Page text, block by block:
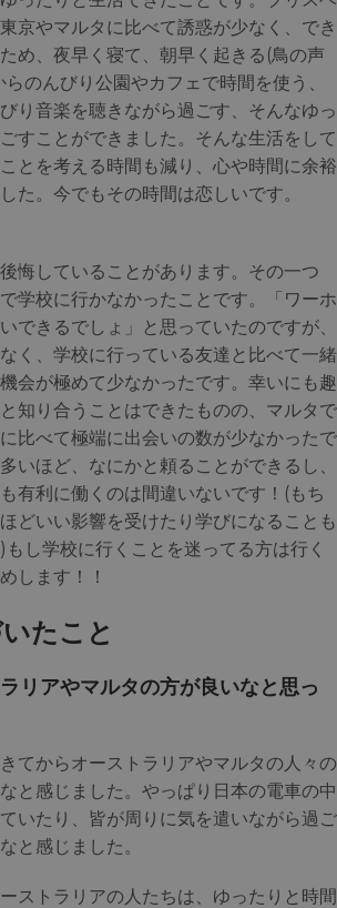
京やマルタに比べて誘惑が少なく、でき
め、夜早く寝て、朝早く起きる(鳥の声
のんびり公園やカフェで時間を使う、
り音楽を聴きながら過ごす、そんなゆっ
すことができました。そんな生活をして
とを考える時間も減り、心や時間に余裕
た。今でもその時間は恋しいです。
悔していることがあります。その一つ
学校に行かなかったことです。「ワーホ
できるでしょ」と思っていたのですが、
く、学校に行っている友達と比べて一緒
会が極めて少なかったです。幸いにも趣
知り合うことはできたものの、マルタで
比べて極端に出会いの数が少なかったで
いほど、なにかと頼ることができるし、
有利に働くのは間違いないです！(もち
どいい影響を受けたり学びになることも
し学校に行くことを迷ってる方は行く
します！！
たこと
リアやマルタの方が良いなと思っ
てからオーストラリアやマルタの人々の
と感じました。やっぱり日本の電車の中
いたり、皆が周りに気を遣いながら過ご
と感じました。
ストラリアの人たちは、ゆったりと時間